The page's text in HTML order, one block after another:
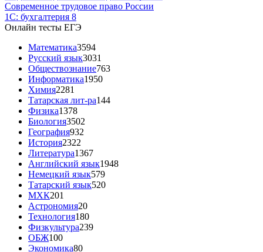
Современное трудовое право России
1С: бухгалтерия 8
Онлайн тесты ЕГЭ
Математика3594
Русский язык3031
Обществознание763
Информатика1950
Химия2281
Татарская лит-ра144
Физика1378
Биология3502
География932
История2322
Литература1367
Английский язык1948
Немецкий язык579
Татарский язык520
МХК201
Астрономия20
Технология180
Физкультура239
ОБЖ100
Экономика80